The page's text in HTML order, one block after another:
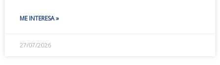
ME INTERESA »
27/07/2026